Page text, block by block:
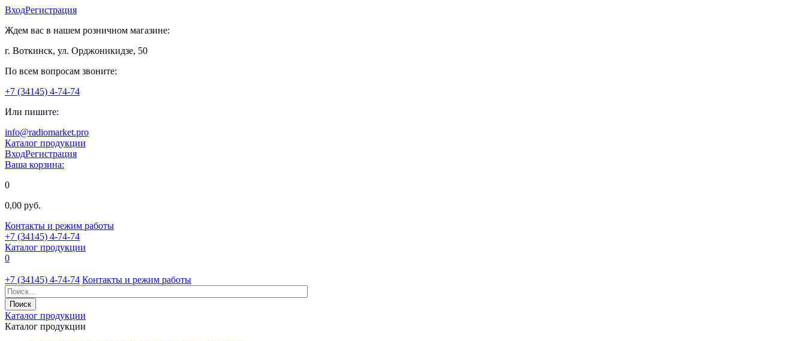
ВходРегистрация
Ждем вас в нашем розничном магазине:
г. Воткинск, ул. Орджоникидзе, 50
По всем вопросам звоните:
+7 (34145) 4-74-74
Или пишите:
info@radiomarket.pro
Каталог продукции
ВходРегистрация
Ваша корзина:
0
0,00 руб.
Контакты и режим работы
+7 (34145) 4-74-74
Каталог продукции
0
+7 (34145) 4-74-74 Контакты и режим работы
Каталог продукции
Каталог продукции